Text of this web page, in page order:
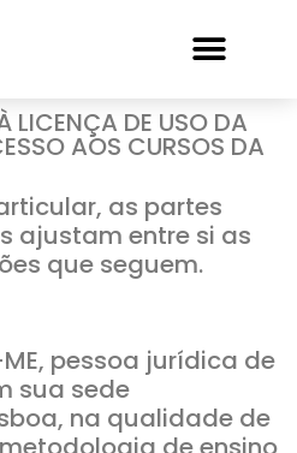
LICENÇA DE USO DA
AOS CURSOS DA
as partes
ajustam entre si as
que seguem.
ME, pessoa jurídica de
sua sede
na qualidade de